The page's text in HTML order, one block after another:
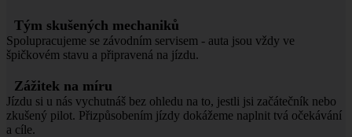
Tým skušených mechaniků
Spolupracujeme se závodním servisem - auta jsou vždy ve
špičkovém stavu a připravená na jízdu.
Zážitek na míru
Jízdu si u nás vychutnáš bez ohledu na to, jestli jsi začátečník nebo
zkušený pilot. Přizpůsobením jízdy dokážeme naplnit tvá očekávání
a cíle.